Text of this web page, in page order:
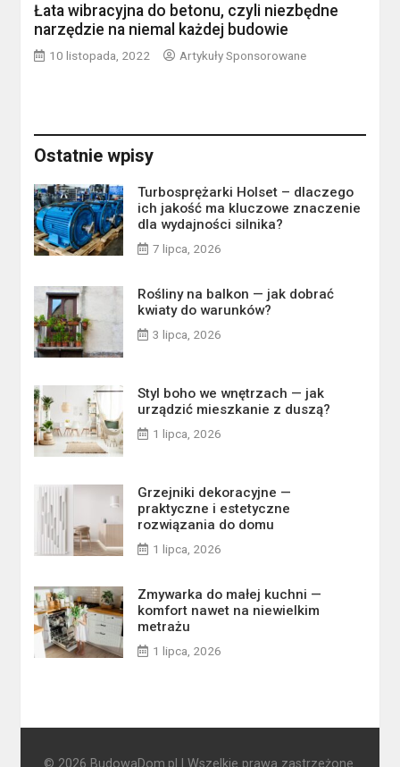
Łata wibracyjna do betonu, czyli niezbędne
narzędzie na niemal każdej budowie
10 listopada, 2022 Artykuły Sponsorowane
Ostatnie wpisy
Turbosprężarki Holset – dlaczego
ich jakość ma kluczowe znaczenie
dla wydajności silnika?
7 lipca, 2026
Rośliny na balkon — jak dobrać
kwiaty do warunków?
3 lipca, 2026
Styl boho we wnętrzach — jak
urządzić mieszkanie z duszą?
1 lipca, 2026
Grzejniki dekoracyjne —
praktyczne i estetyczne
rozwiązania do domu
1 lipca, 2026
Zmywarka do małej kuchni —
komfort nawet na niewielkim
metrażu
1 lipca, 2026
© 2026 BudowaDom.pl | Wszelkie prawa zastrzeżone.